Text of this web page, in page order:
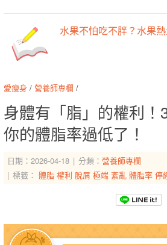
水果不怕吃不胖？水果
愛瘦身 / 營養師專欄 /
身體有「脂」的權利！
你的體脂率過低了！
日期：2026-04-18 分類： 營養師專欄
標籤： 體脂 權利 脫屑 極端 紊亂 體脂率 停